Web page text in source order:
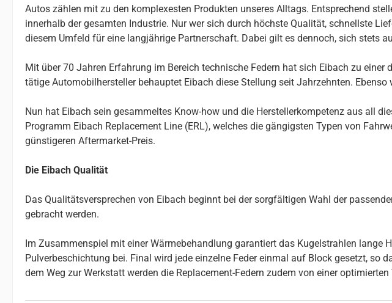
Autos zählen mit zu den komplexesten Produkten unseres Alltags. Entsprechend
innerhalb der gesamten Industrie. Nur wer sich durch höchste Qualität, schnellste
diesem Umfeld für eine langjährige Partnerschaft. Dabei gilt es dennoch, sich stets
Mit über 70 Jahren Erfahrung im Bereich technische Federn hat sich Eibach zu
tätige Automobilhersteller behauptet Eibach diese Stellung seit Jahrzehnten.
Nun hat Eibach sein gesammeltes Know-how und die Herstellerkompetenz aus all
Programm Eibach Replacement Line (ERL), welches die gängigsten Typen von
günstigeren Aftermarket-Preis.
Die Eibach Qualität
Das Qualitätsversprechen von Eibach beginnt bei der sorgfältigen Wahl der
gebracht werden.
Im Zusammenspiel mit einer Wärmebehandlung garantiert das Kugelstrahlen
Pulverbeschichtung bei. Final wird jede einzelne Feder einmal auf Block gesetzt,
dem Weg zur Werkstatt werden die Replacement-Federn zudem von einer